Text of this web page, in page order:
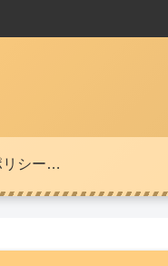
プライバシーポリシー・免責事項